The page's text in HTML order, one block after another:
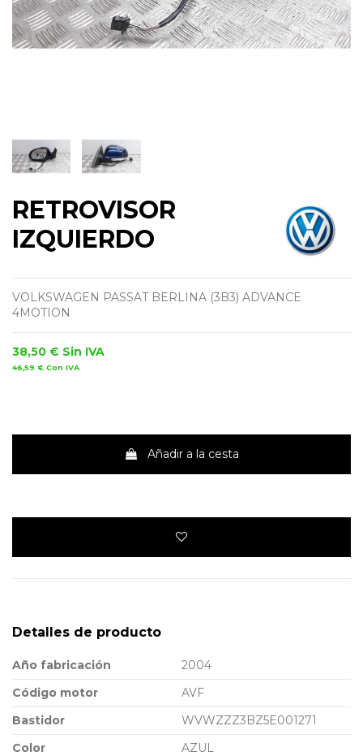
RETROVISOR
IZQUIERDO
VOLKSWAGEN PASSAT BERLINA (3B3) ADVANCE
4MOTION
38,50 € Sin IVA
46,59 € Con IVA
Añadir a la cesta
Detalles de producto
Año fabricación
2004
Código motor
AVF
Bastidor
WVWZZZ3BZ5E001271
Color
AZUL